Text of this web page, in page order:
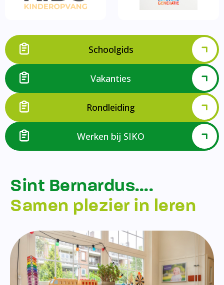
Schoolgids
Vakanties
Rondleiding
Werken bij SIKO
Sint Bernardus….
Samen plezier in leren